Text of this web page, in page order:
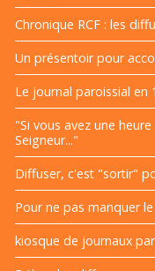
Chronique RCF : les
Un présentoir pour
Le journal paroissial en
"Si vous avez une
Seigneur..."
Diffuser, c'est "sortir"
Pour ne pas manquer
kiosque de journaux